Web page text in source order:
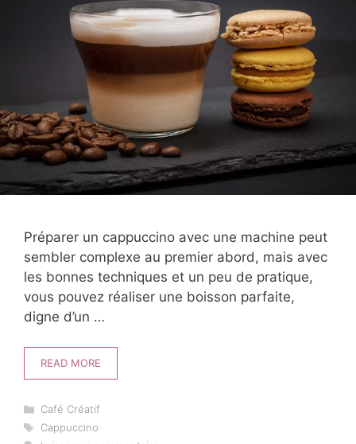
Préparer un cappuccino avec une machine peut
sembler complexe au premier abord, mais avec
les bonnes techniques et un peu de pratique,
vous pouvez réaliser une boisson parfaite,
digne d’un …
READ MORE
Catégories
Café Créatif
Étiquettes
Cappuccino